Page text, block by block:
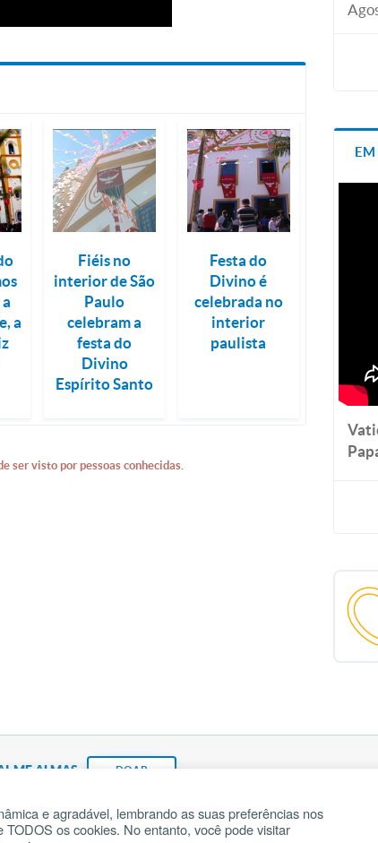
a
Fiéis no
interior de São
Paulo
celebram a
festa do
Divino
Espírito Santo
Festa do
Divino é
celebrada no
interior
paulista
ser visto por pessoas conhecidas.
ME ALMAS DOAR
Fundação João Paulo II Pedido de Oração Mapa
e agradável, lembrando as suas preferências nos
os cookies. No entanto, você pode visitar